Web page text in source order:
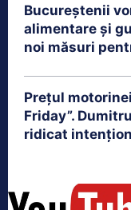
Bucureștenii
alimentare și
noi măsuri
Prețul
Friday”.
ridicat